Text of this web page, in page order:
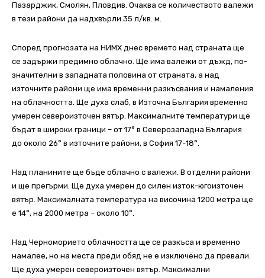
Пазарджик, Смолян, Пловдив. Очаква се количеството валежи
в тези райони да надхвърли 35 л/кв. м.
Според прогнозата на НИМХ днес времето над страната ще
се задържи предимно облачно. Ще има валежи от дъжд, по-
значителни в западната половина от страната, а над
източните райони ще има временни разкъсвания и намаления
на облачността. Ще духа слаб, в Източна България временно
умерен североизточен вятър. Максималните температури ще
бъдат в широки граници – от 17° в Северозападна България
до около 26° в източните райони, в София 17-18°.
Над планините ще бъде облачно с валежи. В отделни райони
и ще прегърми. Ще духа умерен до силен изток-югоизточен
вятър. Максималната температура на височина 1200 метра ще
е 14°, на 2000 метра – около 10°.
Над Черноморието облачността ще се разкъса и временно
намалее, но на места преди обяд не е изключено да превали.
Ще духа умерен североизточен вятър. Максимални